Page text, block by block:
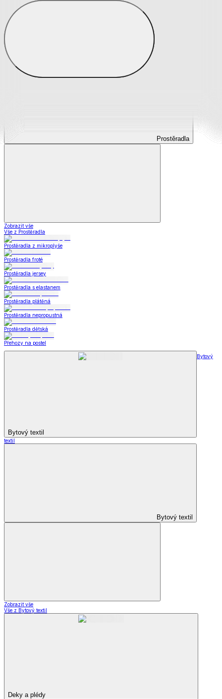
Prostěradla
Prostěradla
Zobrazit vše
Vše z Prostěradla
Prostěradla z mikroplyše
Prostěradla froté
Prostěradla jersey
Prostěradla s elastanem
Prostěradla plátěná
Prostěradla nepropustná
Prostěradla dětská
Přehozy na postel
Bytový textil
Bytový
textil
Bytový textil
Zobrazit vše
Vše z Bytový textil
Deky a plédy